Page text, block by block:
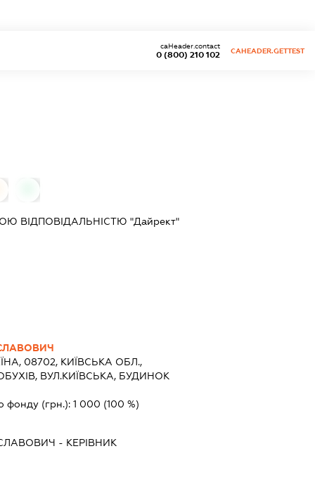
0 (800) 210 102
caHeader.contact
CAHEADER.GETTEST
ВІДПОВІДАЛЬНІСТЮ "Дайрект"
08702, КИЇВСЬКА ОБЛ.,
ВУЛ.КИЇВСЬКА, БУДИНОК
фонду (грн.): 1 000 (100 %)
- КЕРІВНИК